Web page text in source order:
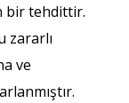
bir tehdittir.
zararlı
ve